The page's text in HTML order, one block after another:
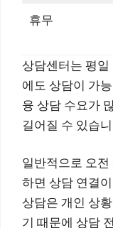
휴무
상담센터는 평
에도 상담이 가
융 상담 수요가
길어질 수 있습
일반적으로 오
하면 상담 연결
상담은 개인 상
기 때문에 상담